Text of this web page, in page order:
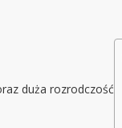
duża rozrodczość